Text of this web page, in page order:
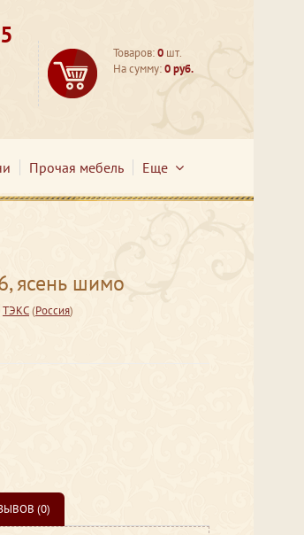
Товаров:0 шт.
На сумму:0 руб.
Прочая мебель Еще
ясень шимо
ТЭКС(Россия)
(0)